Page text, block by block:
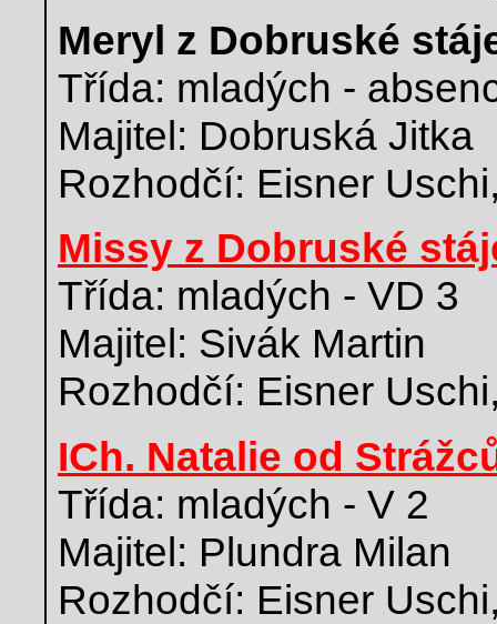
Meryl z Dobruské
Třída: mladých -
Majitel: Dobruská Jitka
Rozhodčí: Eisner
Missy z Dobruské
Třída: mladých - VD 3
Majitel: Sivák Martin
Rozhodčí: Eisner
ICh. Natalie od
Třída: mladých - V 2
Majitel: Plundra Milan
Rozhodčí: Eisner